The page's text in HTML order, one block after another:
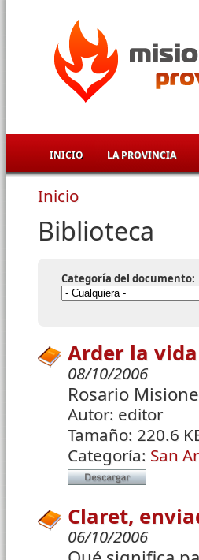
INICIO LA PROVINCIA
Se encuentra usted
Inicio
Biblioteca
Categoría del documento:
Arder la
08/10/2006
Rosario
Autor: editor
Tamaño: 220.6
Categoría: San
Claret,
06/10/2006